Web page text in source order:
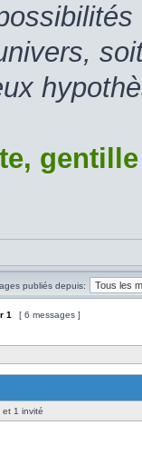
publiés depuis:
1 [ 6 messages ]
et 1 invité